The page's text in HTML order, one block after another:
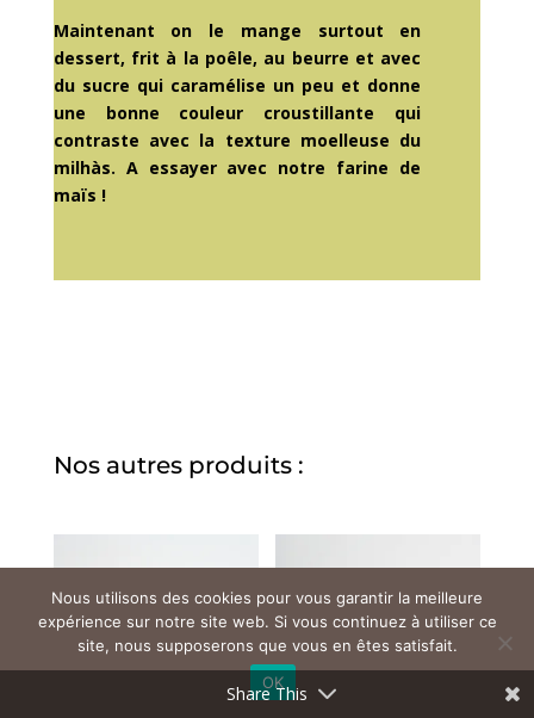
Maintenant on le mange surtout en
dessert, frit à la poêle, au beurre et avec
du sucre qui caramélise un peu et donne
une bonne couleur croustillante qui
contraste avec la texture moelleuse du
milhàs. A essayer avec notre farine de
maïs !
Nos autres produits :
Share This
Nous utilisons des cookies pour vous garantir la meilleure
expérience sur notre site web. Si vous continuez à utiliser ce
site, nous supposerons que vous en êtes satisfait.
OK